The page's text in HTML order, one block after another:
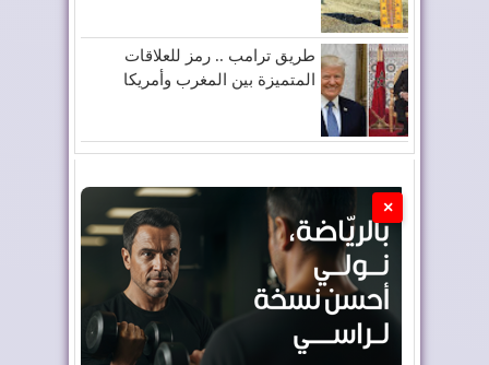
طريق ترامب .. رمز للعلاقات
المتميزة بين المغرب وأمريكا
×